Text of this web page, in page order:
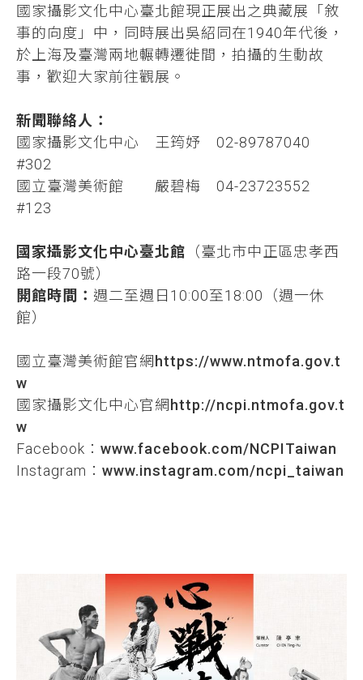
國家攝影文化中心臺北館現正展出之典藏展「敘
事的向度」中，同時展出吳紹同在1940年代後，
於上海及臺灣兩地輾轉遷徙間，拍攝的生動故
事，歡迎大家前往觀展。
新聞聯絡人：
國家攝影文化中心 王筠妤 02-89787040
#302
國立臺灣美術館 嚴碧梅 04-23723552
#123
國家攝影文化中心臺北館 （臺北市中正區忠孝西
路一段70號）
開館時間： 週二至週日10:00至18:00（週一休
館）
國立臺灣美術館官網 https://www.ntmofa.gov.t
w
國家攝影文化中心官網 http://ncpi.ntmofa.gov.t
w
Facebook： www.facebook.com/NCPITaiwan
Instagram： www.instagram.com/ncpi_taiwan